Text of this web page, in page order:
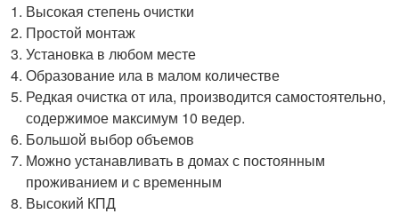
Высокая степень очистки
Простой монтаж
Установка в любом месте
Образование ила в малом количестве
Редкая очистка от ила, производится самостоятельно,
содержимое максимум 10 ведер.
Большой выбор объемов
Можно устанавливать в домах с постоянным
проживанием и с временным
Высокий КПД